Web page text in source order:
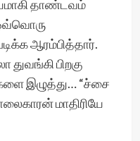
தாண்டவம்
ஆரம்பித்தார்.
பிறகு
இழுத்து… “ச்சை
மாதிரியே